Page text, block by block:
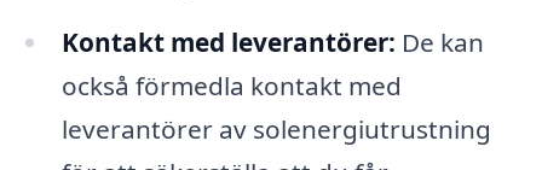
Kontakt med leverantörer: De kan
också förmedla kontakt med
leverantörer av solenergiutrustning